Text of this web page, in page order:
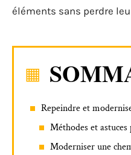
éléments sans perdre
Repeindre et
Méthodes et astuces
Moderniser une